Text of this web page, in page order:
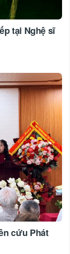
tại Nghệ sĩ
cứu Phát